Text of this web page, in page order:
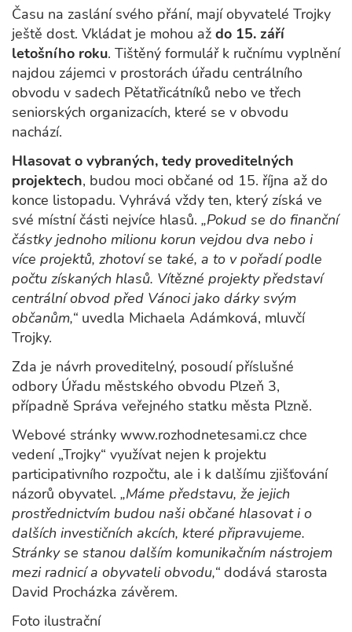
Času na zaslání svého přání, mají obyvatelé Trojky
ještě dost. Vkládat je mohou až do 15. září
letošního roku. Tištěný formulář k ručnímu vyplnění
najdou zájemci v prostorách úřadu centrálního
obvodu v sadech Pětatřicátníků nebo ve třech
seniorských organizacích, které se v obvodu
nachází.
Hlasovat o vybraných, tedy proveditelných
projektech, budou moci občané od 15. října až do
konce listopadu. Vyhrává vždy ten, který získá ve
své místní části nejvíce hlasů. „Pokud se do finanční
částky jednoho milionu korun vejdou dva nebo i
více projektů, zhotoví se také, a to v pořadí podle
počtu získaných hlasů. Vítězné projekty představí
centrální obvod před Vánoci jako dárky svým
občanům,“ uvedla Michaela Adámková, mluvčí
Trojky.
Zda je návrh proveditelný, posoudí příslušné
odbory Úřadu městského obvodu Plzeň 3,
případně Správa veřejného statku města Plzně.
Webové stránky www.rozhodnetesami.cz chce
vedení „Trojky“ využívat nejen k projektu
participativního rozpočtu, ale i k dalšímu zjišťování
názorů obyvatel. „Máme představu, že jejich
prostřednictvím budou naši občané hlasovat i o
dalších investičních akcích, které připravujeme.
Stránky se stanou dalším komunikačním nástrojem
mezi radnicí a obyvateli obvodu,“ dodává starosta
David Procházka závěrem.
Foto ilustrační